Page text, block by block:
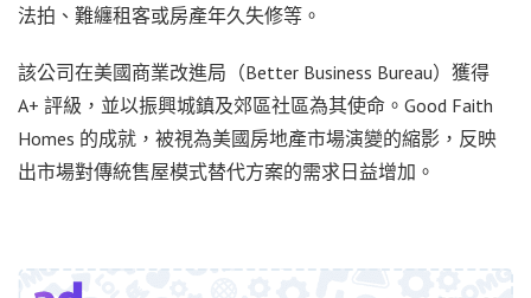
法拍、難纏租客或房產年久失修等。
該公司在美國商業改進局（Better Business Bureau）獲得
A+ 評級，並以振興城鎮及郊區社區為其使命。Good Faith
Homes 的成就，被視為美國房地產市場演變的縮影，反映
出市場對傳統售屋模式替代方案的需求日益增加。